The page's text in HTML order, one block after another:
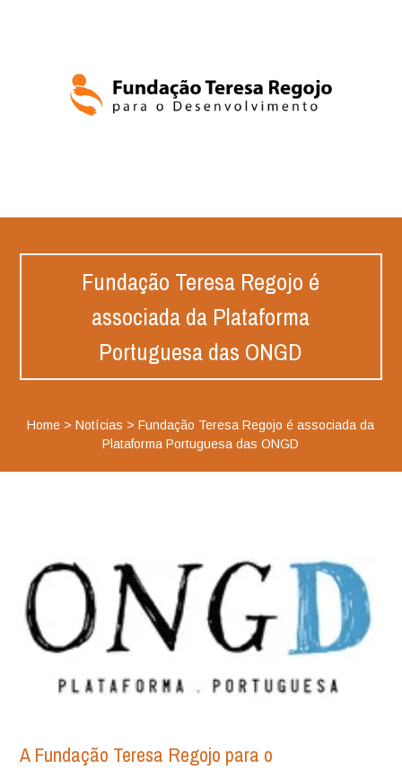
Fundação Teresa Regojo é
associada da Plataforma
Portuguesa das ONGD
Home >Notícias >Fundação Teresa Regojo é associada da
Plataforma Portuguesa das ONGD
A Fundação Teresa Regojo para o